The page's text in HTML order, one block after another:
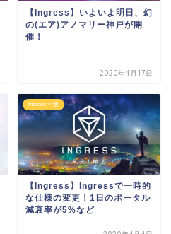
【Ingress】いよいよ明日、幻
の(エア)アノマリー神戸が開
催！
2020年4月17日
Ingress 一般
【Ingress】Ingressで一時的
な仕様の変更！1日のポータル
減衰率が5%など